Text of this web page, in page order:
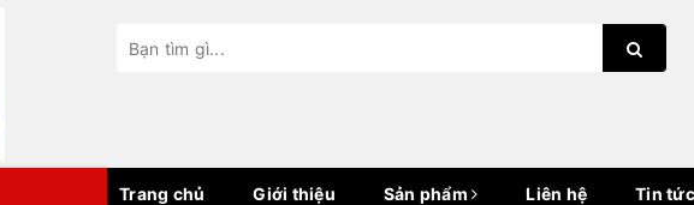
Trang chủ Giới thiệu Sản phẩm Liên hệ Tin tức